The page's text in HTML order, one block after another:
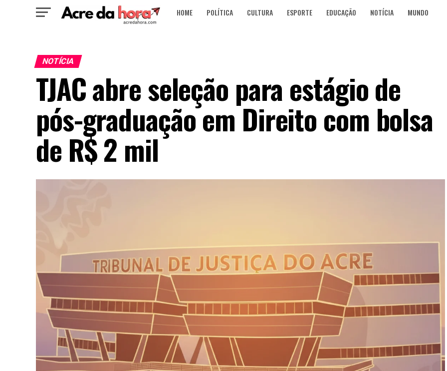
HOME POLÍTICA CULTURA ESPORTE EDUCAÇÃO NOTÍCIA MUNDO
NOTÍCIA
TJAC abre seleção para estágio de
pós-graduação em Direito com bolsa
de R$ 2 mil